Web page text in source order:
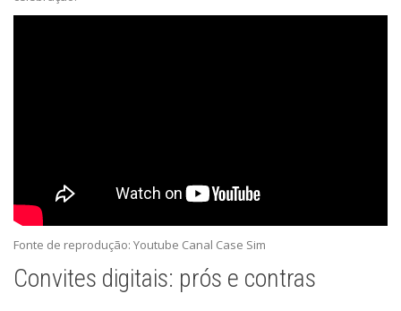
Fonte de reprodução: Youtube Canal Case Sim
Convites digitais: prós e contras